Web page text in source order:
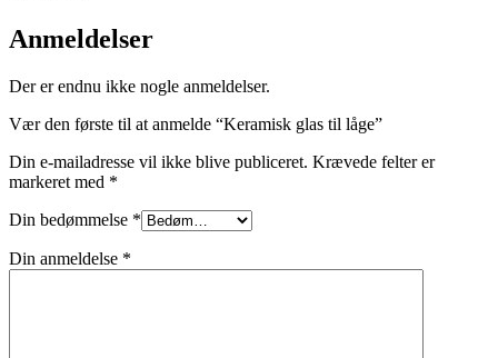
Anmeldelser
Der er endnu ikke nogle anmeldelser.
Vær den første til at anmelde “Keramisk glas til låge”
Din e-mailadresse vil ikke blive publiceret. Krævede felter er
markeret med *
Din bedømmelse *
Din anmeldelse *